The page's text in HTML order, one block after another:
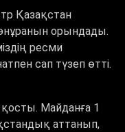
Қазақстан
орындады.
ресми
сап түзеп өтті.
Майданға 1
аттанып,